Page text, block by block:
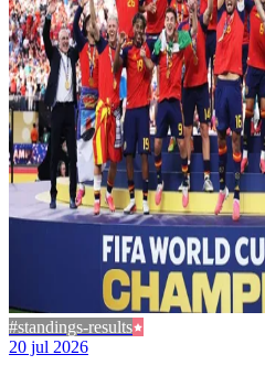
#standings-results
20 jul 2026